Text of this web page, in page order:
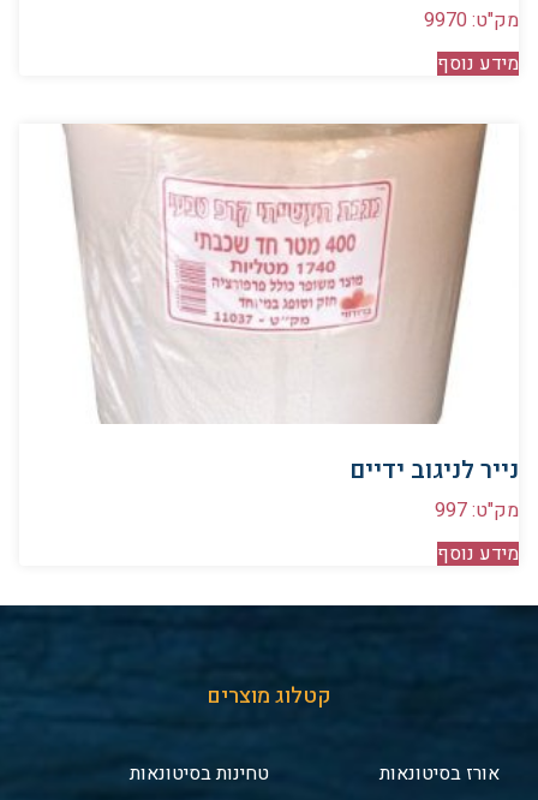
מק"ט: 9970
מידע נוסף
נייר לניגוב ידיים
מק"ט: 997
מידע נוסף
קטלוג מוצרים
אורז בסיטונאות
טחינות בסיטונאות